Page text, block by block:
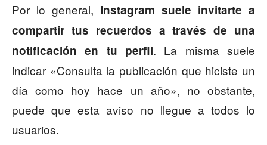
Por lo general, Instagram suele invitarte a
compartir tus recuerdos a través de una
notificación en tu perfil. La misma suele
indicar «Consulta la publicación que hiciste un
día como hoy hace un año», no obstante,
puede que esta aviso no llegue a todos lo
usuarios.